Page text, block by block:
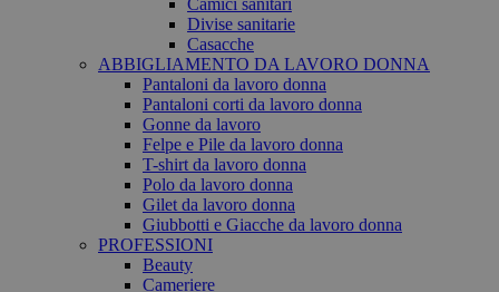
Camici sanitari
Divise sanitarie
Casacche
ABBIGLIAMENTO DA LAVORO DONNA
Pantaloni da lavoro donna
Pantaloni corti da lavoro donna
Gonne da lavoro
Felpe e Pile da lavoro donna
T-shirt da lavoro donna
Polo da lavoro donna
Gilet da lavoro donna
Giubbotti e Giacche da lavoro donna
PROFESSIONI
Beauty
Cameriere